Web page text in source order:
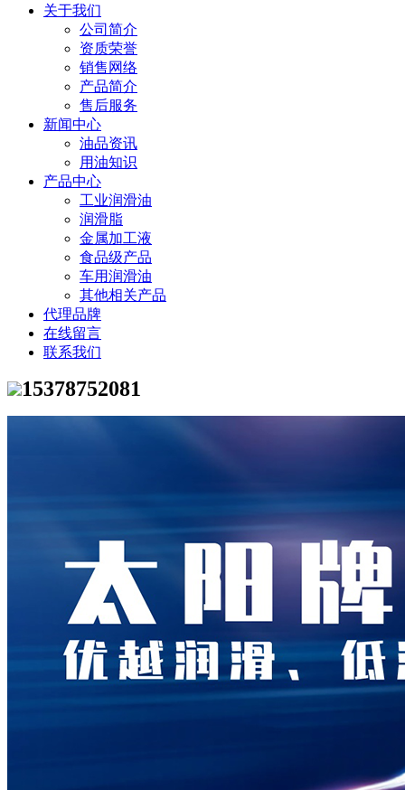
关于我们
公司简介
资质荣誉
销售网络
产品简介
售后服务
新闻中心
油品资讯
用油知识
产品中心
工业润滑油
润滑脂
金属加工液
食品级产品
车用润滑油
其他相关产品
代理品牌
在线留言
联系我们
15378752081